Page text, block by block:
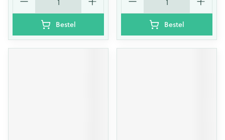
Bestel Bestel